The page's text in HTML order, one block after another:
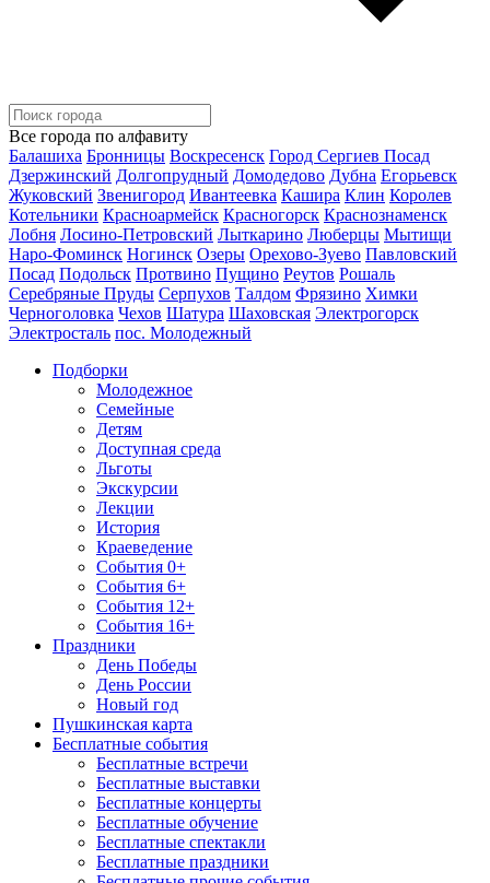
Все города по алфавиту
Балашиха Бронницы Воскресенск Город Сергиев Посад
Дзержинский Долгопрудный Домодедово Дубна Егорьевск
Жуковский Звенигород Ивантеевка Кашира Клин Королев
Котельники Красноармейск Красногорск Краснознаменск
Лобня Лосино-Петровский Лыткарино Люберцы Мытищи
Наро-Фоминск Ногинск Озеры Орехово-Зуево Павловский
Посад Подольск Протвино Пущино Реутов Рошаль
Серебряные Пруды Серпухов Талдом Фрязино Химки
Черноголовка Чехов Шатура Шаховская Электрогорск
Электросталь пос. Молодежный
Подборки
Молодежное
Семейные
Детям
Доступная среда
Льготы
Экскурсии
Лекции
История
Краеведение
События 0+
События 6+
События 12+
События 16+
Праздники
День Победы
День России
Новый год
Пушкинская карта
Бесплатные события
Бесплатные встречи
Бесплатные выставки
Бесплатные концерты
Бесплатные обучение
Бесплатные спектакли
Бесплатные праздники